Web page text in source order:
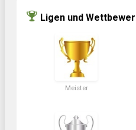
Ligen und
Meister